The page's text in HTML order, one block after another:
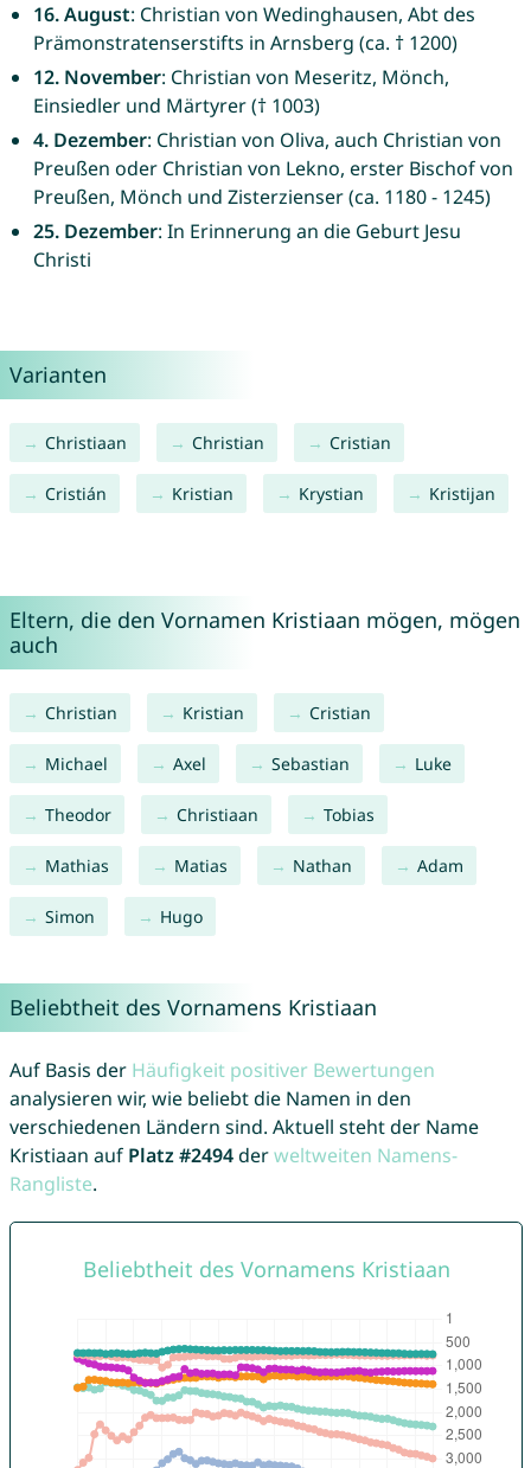
16. August: Christian von Wedinghausen, Abt des
Prämonstratenserstifts in Arnsberg (ca. † 1200)
12. November: Christian von Meseritz, Mönch,
Einsiedler und Märtyrer († 1003)
4. Dezember: Christian von Oliva, auch Christian von
Preußen oder Christian von Lekno, erster Bischof von
Preußen, Mönch und Zisterzienser (ca. 1180 - 1245)
25. Dezember: In Erinnerung an die Geburt Jesu
Christi
Varianten
Christiaan Christian Cristian
Cristián Kristian Krystian Kristijan
Eltern, die den Vornamen Kristiaan mögen, mögen
auch
Christian Kristian Cristian
Michael Axel Sebastian Luke
Theodor Christiaan Tobias
Mathias Matias Nathan Adam
Simon Hugo
Beliebtheit des Vornamens Kristiaan
Auf Basis der Häufigkeit positiver Bewertungen
analysieren wir, wie beliebt die Namen in den
verschiedenen Ländern sind. Aktuell steht der Name
Kristiaan auf Platz #2494derweltweiten Namens-
Rangliste.